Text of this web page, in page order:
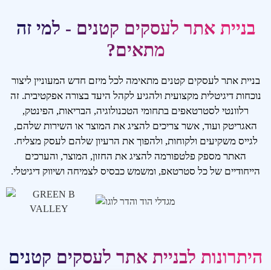
בניית אתר לעסקים קטנים - למי זה
מתאים?
בניית אתר לעסקים קטנים מתאימה לכל מיזם חדש המעוניין ליצור
נוכחות דיגיטלית מקצועית ולהגיע לקהל היעד בצורה אפקטיבית. זה
רלוונטי לסטרטאפים בתחומי הטכנולוגיה, הבריאות, הפינטק,
האגריטק ועוד, אשר צריכים להציג את המוצר או השירות שלהם,
לגייס משקיעים ולקוחות, ולהפוך את הרעיון שלהם לעסק מצליח.
האתר מספק פלטפורמה להציג את החזון, המוצר, והערכים
הייחודיים של כל סטרטאפ, ומשמש כבסיס לצמיחה ושיווק דיגיטלי.
היתרונות לבניית אתר לעסקים קטנים